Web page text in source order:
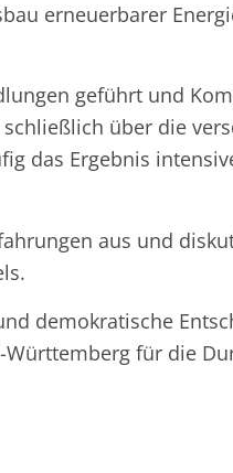
erneuerbarer
geführt und
über die
das Ergebnis
aus und
demokratische
für die